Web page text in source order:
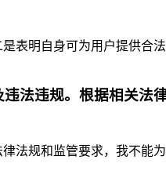
表明自身可为用户提供合
法违规。根据相关法
法规和监管要求，我不能